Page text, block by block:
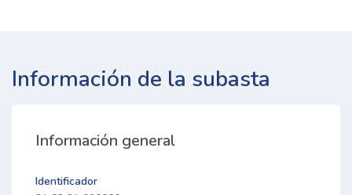
Información de la subasta
Información general
Identificador